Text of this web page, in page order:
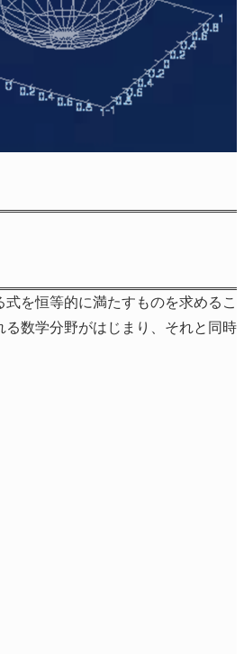
を恒等的に満たすものを求めるこ
数学分野がはじまり、それと同時